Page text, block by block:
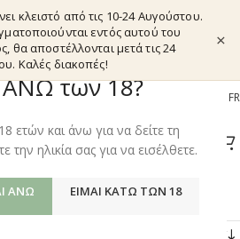
ΑΝΩ των 18?
ετών και άνω για να δείτε τη
την ηλικία σας για να εισέλθετε.
ΆΝΩ ΕΊΜΑΙ ΚΆΤΩ ΤΩΝ 18
κλειστό από τις 10-24 Αυγούστου.
εντός αυτού του
θα αποστέλλονται μετά τις 24
Καλές διακοπές!
×
EL FR
με ετικέτα “OXYGENATION”